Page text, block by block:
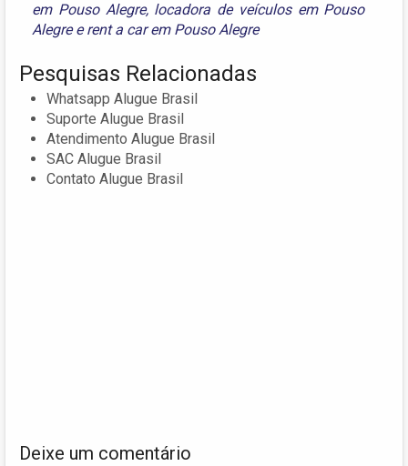
em Pouso Alegre, locadora de veículos em Pouso
Alegreerent a car em Pouso Alegre
Pesquisas Relacionadas
Whatsapp Alugue Brasil
Suporte Alugue Brasil
Atendimento Alugue Brasil
SAC Alugue Brasil
Contato Alugue Brasil
Deixe um comentário